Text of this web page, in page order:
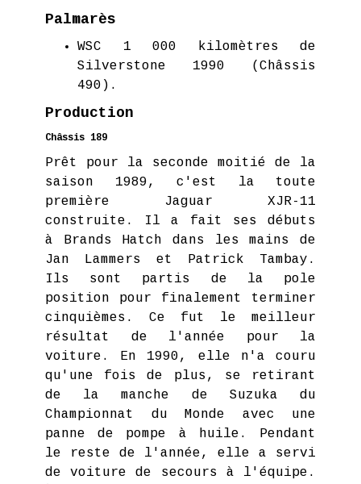
Palmarès
WSC 1 000 kilomètres de
Silverstone 1990 (Châssis
490).
Production
Châssis 189
Prêt pour la seconde moitié de la
saison 1989, c'est la toute
première Jaguar XJR-11
construite. Il a fait ses débuts
à Brands Hatch dans les mains de
Jan Lammers et Patrick Tambay.
Ils sont partis de la pole
position pour finalement terminer
cinquièmes. Ce fut le meilleur
résultat de l'année pour la
voiture. En 1990, elle n'a couru
qu'une fois de plus, se retirant
de la manche de Suzuka du
Championnat du Monde avec une
panne de pompe à huile. Pendant
le reste de l'année, elle a servi
de voiture de secours à l'équipe.